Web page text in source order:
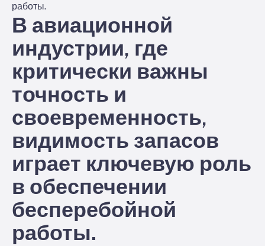
работы.
В авиационной
индустрии, где
критически важны
точность и
своевременность,
видимость запасов
играет ключевую роль
в обеспечении
бесперебойной
работы.